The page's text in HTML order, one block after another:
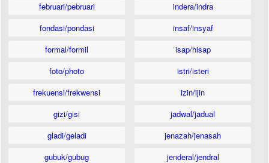
februari/pebruari
fondasi/pondasi
formal/formil
foto/photo
frekuensi/frekwensi
gizi/gisi
gladi/geladi
gubuk/gubug
indera/indra
insaf/insyaf
isap/hisap
istri/isteri
izin/ijin
jadwal/jadual
jenazah/jenasah
jenderal/jendral